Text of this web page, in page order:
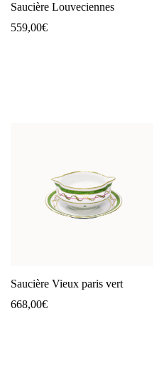
Saucière Louveciennes
559,00€
Saucière Vieux paris vert
668,00€